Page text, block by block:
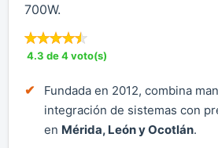
700W.
4.3 de 4 voto(s)
Fundada en 2012, combina
integración de sistemas con
en Mérida, León y Ocotlán.